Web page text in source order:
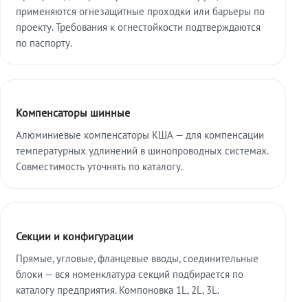
применяются огнезащитные проходки или барьеры по
проекту. Требования к огнестойкости подтверждаются
по паспорту.
Компенсаторы шинные
Алюминиевые компенсаторы КША — для компенсации
температурных удлинений в шинопроводных системах.
Совместимость уточнять по каталогу.
Секции и конфигурации
Прямые, угловые, фланцевые вводы, соединительные
блоки — вся номенклатура секций подбирается по
каталогу предприятия. Компоновка 1L, 2L, 3L.